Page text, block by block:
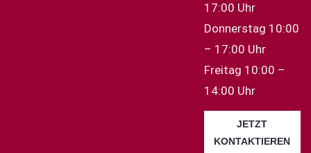
17:00 Uhr
Donnerstag 10:00
– 17:00 Uhr
Freitag 10:00 –
14:00 Uhr
JETZT
KONTAKTIEREN